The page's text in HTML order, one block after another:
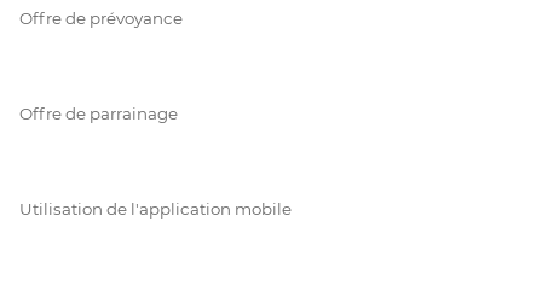
Offre de prévoyance
Offre de parrainage
Utilisation de l'application mobile